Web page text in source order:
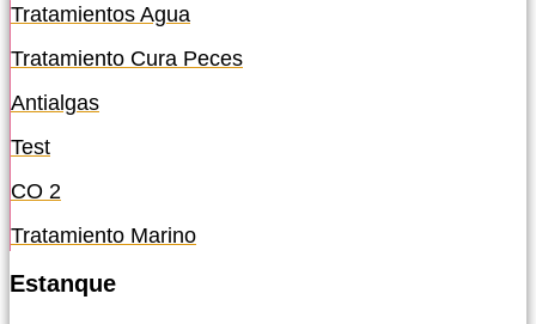
Tratamientos Agua
Tratamiento Cura Peces
Antialgas
Test
CO 2
Tratamiento Marino
Estanque